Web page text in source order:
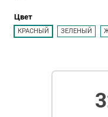
Цвет
КРАСНЫЙ ЗЕЛЕНЫЙ